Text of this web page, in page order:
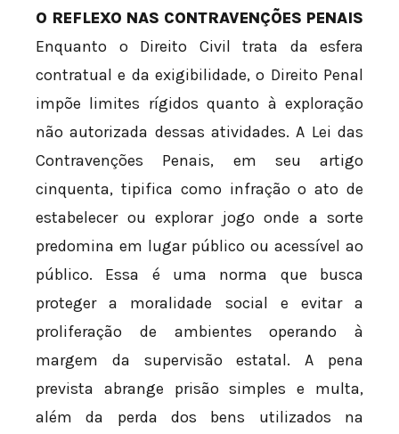
O REFLEXO NAS CONTRAVENÇÕES PENAIS
Enquanto o Direito Civil trata da esfera
contratual e da exigibilidade, o Direito Penal
impõe limites rígidos quanto à exploração
não autorizada dessas atividades. A Lei das
Contravenções Penais, em seu artigo
cinquenta, tipifica como infração o ato de
estabelecer ou explorar jogo onde a sorte
predomina em lugar público ou acessível ao
público. Essa é uma norma que busca
proteger a moralidade social e evitar a
proliferação de ambientes operando à
margem da supervisão estatal. A pena
prevista abrange prisão simples e multa,
além da perda dos bens utilizados na